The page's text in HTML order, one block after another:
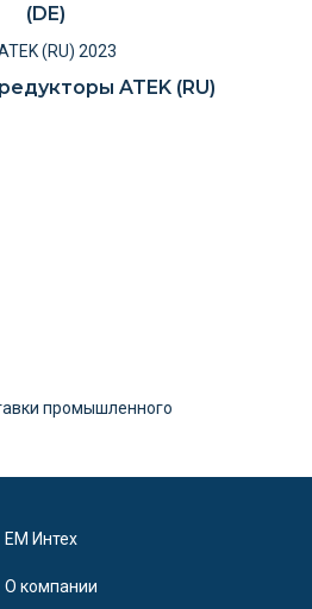
(DE)
ATEK (RU)
EM Интех
О компании